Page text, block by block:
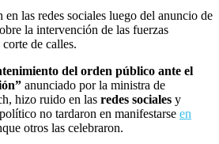
las redes sociales luego del anuncio de
la intervención de las fuerzas
de calles.
del orden público ante el
anunciado por la ministra de
hizo ruido en las redes sociales y
no tardaron en manifestarse en
otros las celebraron.